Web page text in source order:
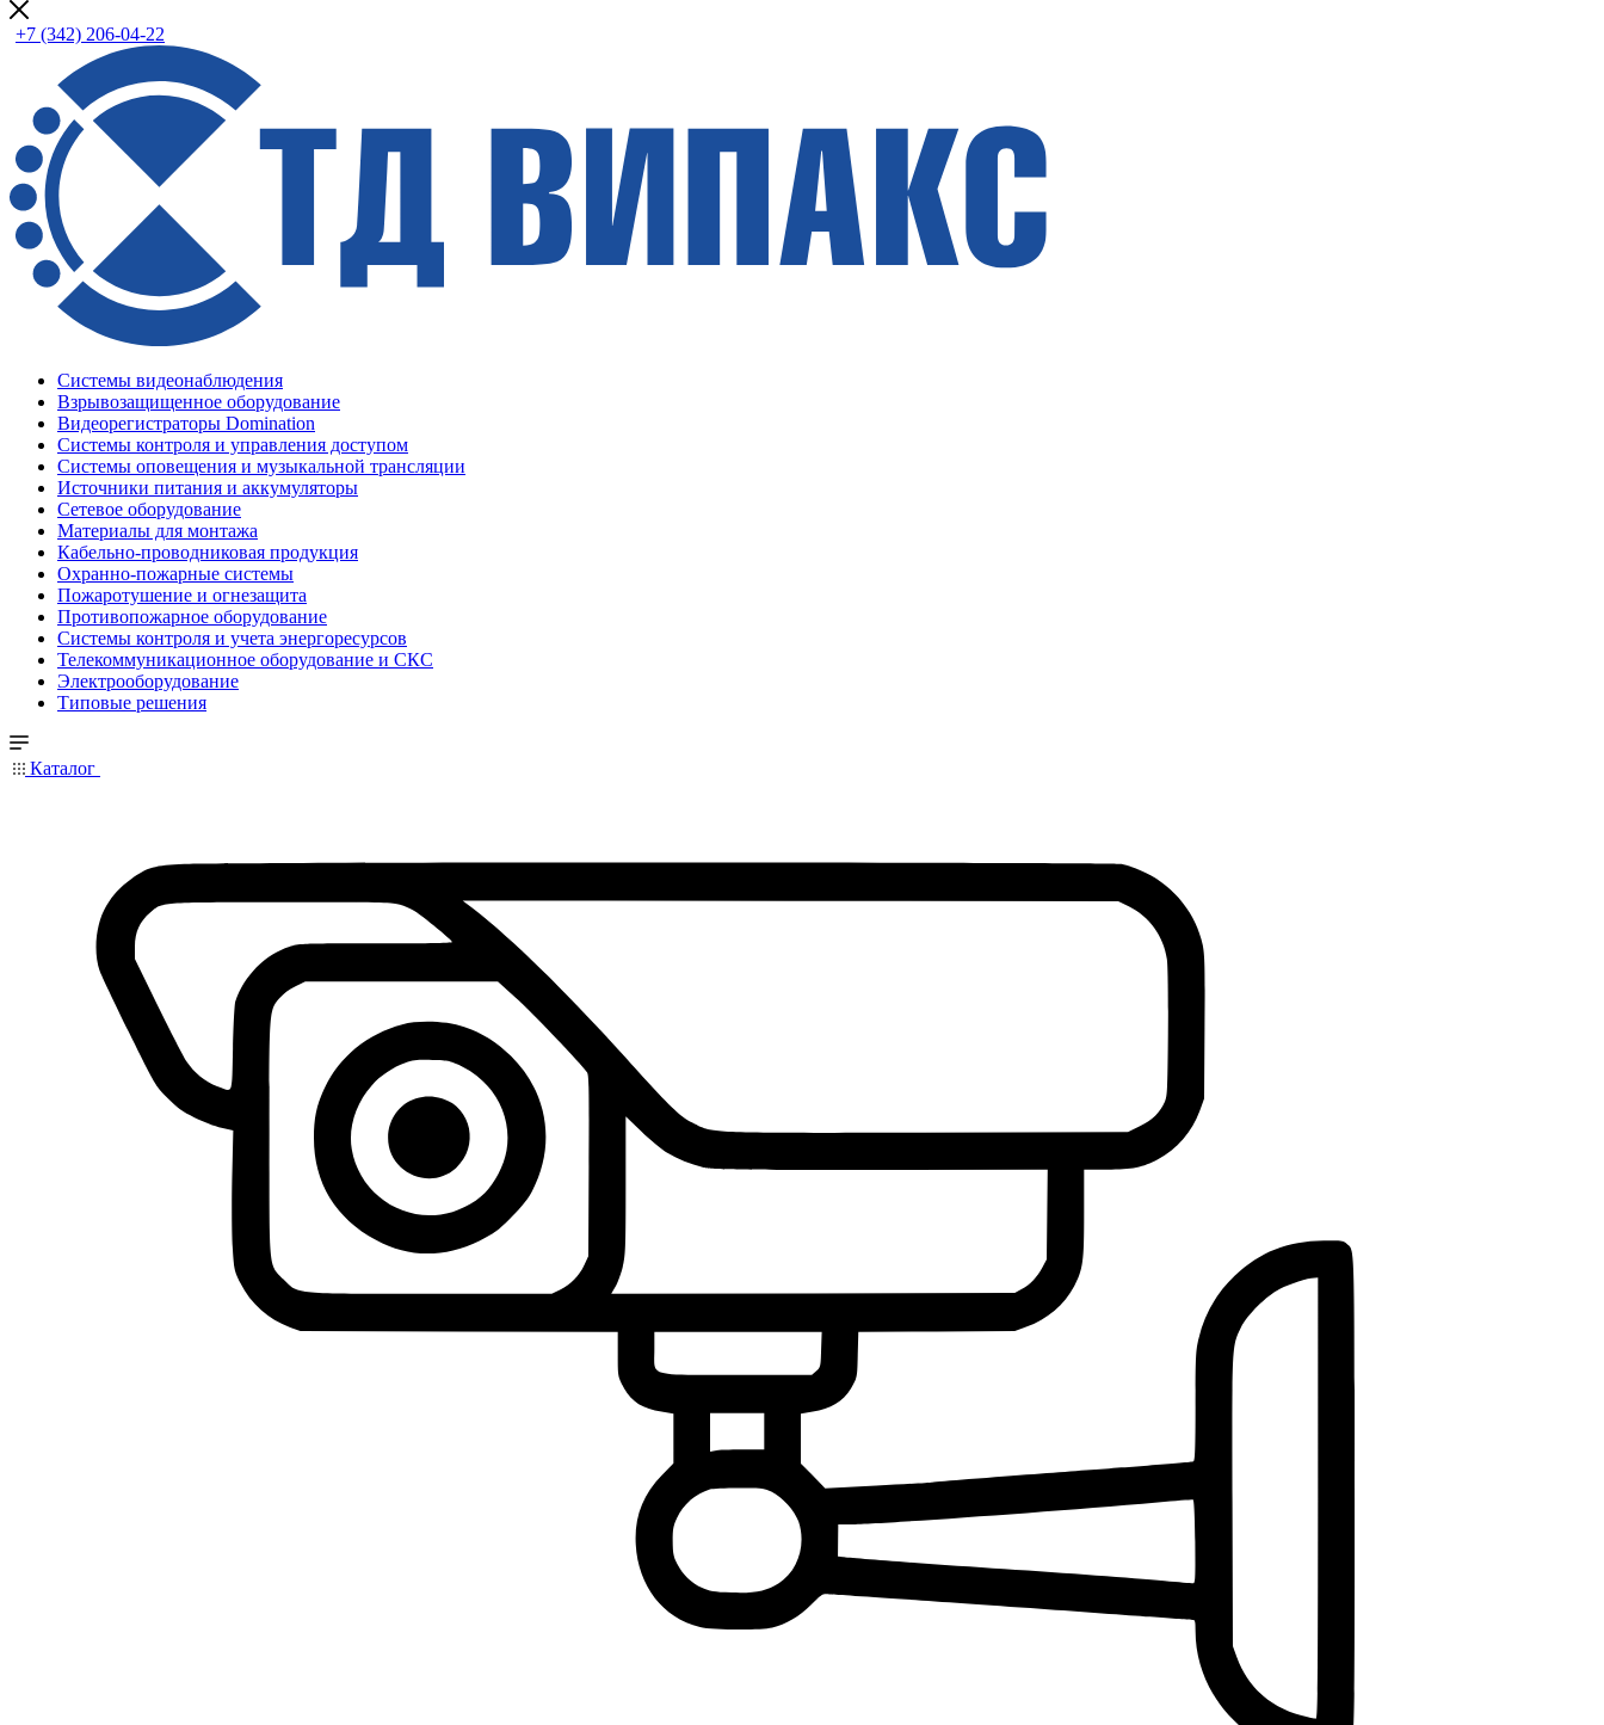
+7 (342) 206-04-22
Системы видеонаблюдения
Взрывозащищенное оборудование
Видеорегистраторы Domination
Системы контроля и управления доступом
Системы оповещения и музыкальной трансляции
Источники питания и аккумуляторы
Сетевое оборудование
Материалы для монтажа
Кабельно-проводниковая продукция
Охранно-пожарные системы
Пожаротушение и огнезащита
Противопожарное оборудование
Системы контроля и учета энергоресурсов
Телекоммуникационное оборудование и СКС
Электрооборудование
Типовые решения
Каталог